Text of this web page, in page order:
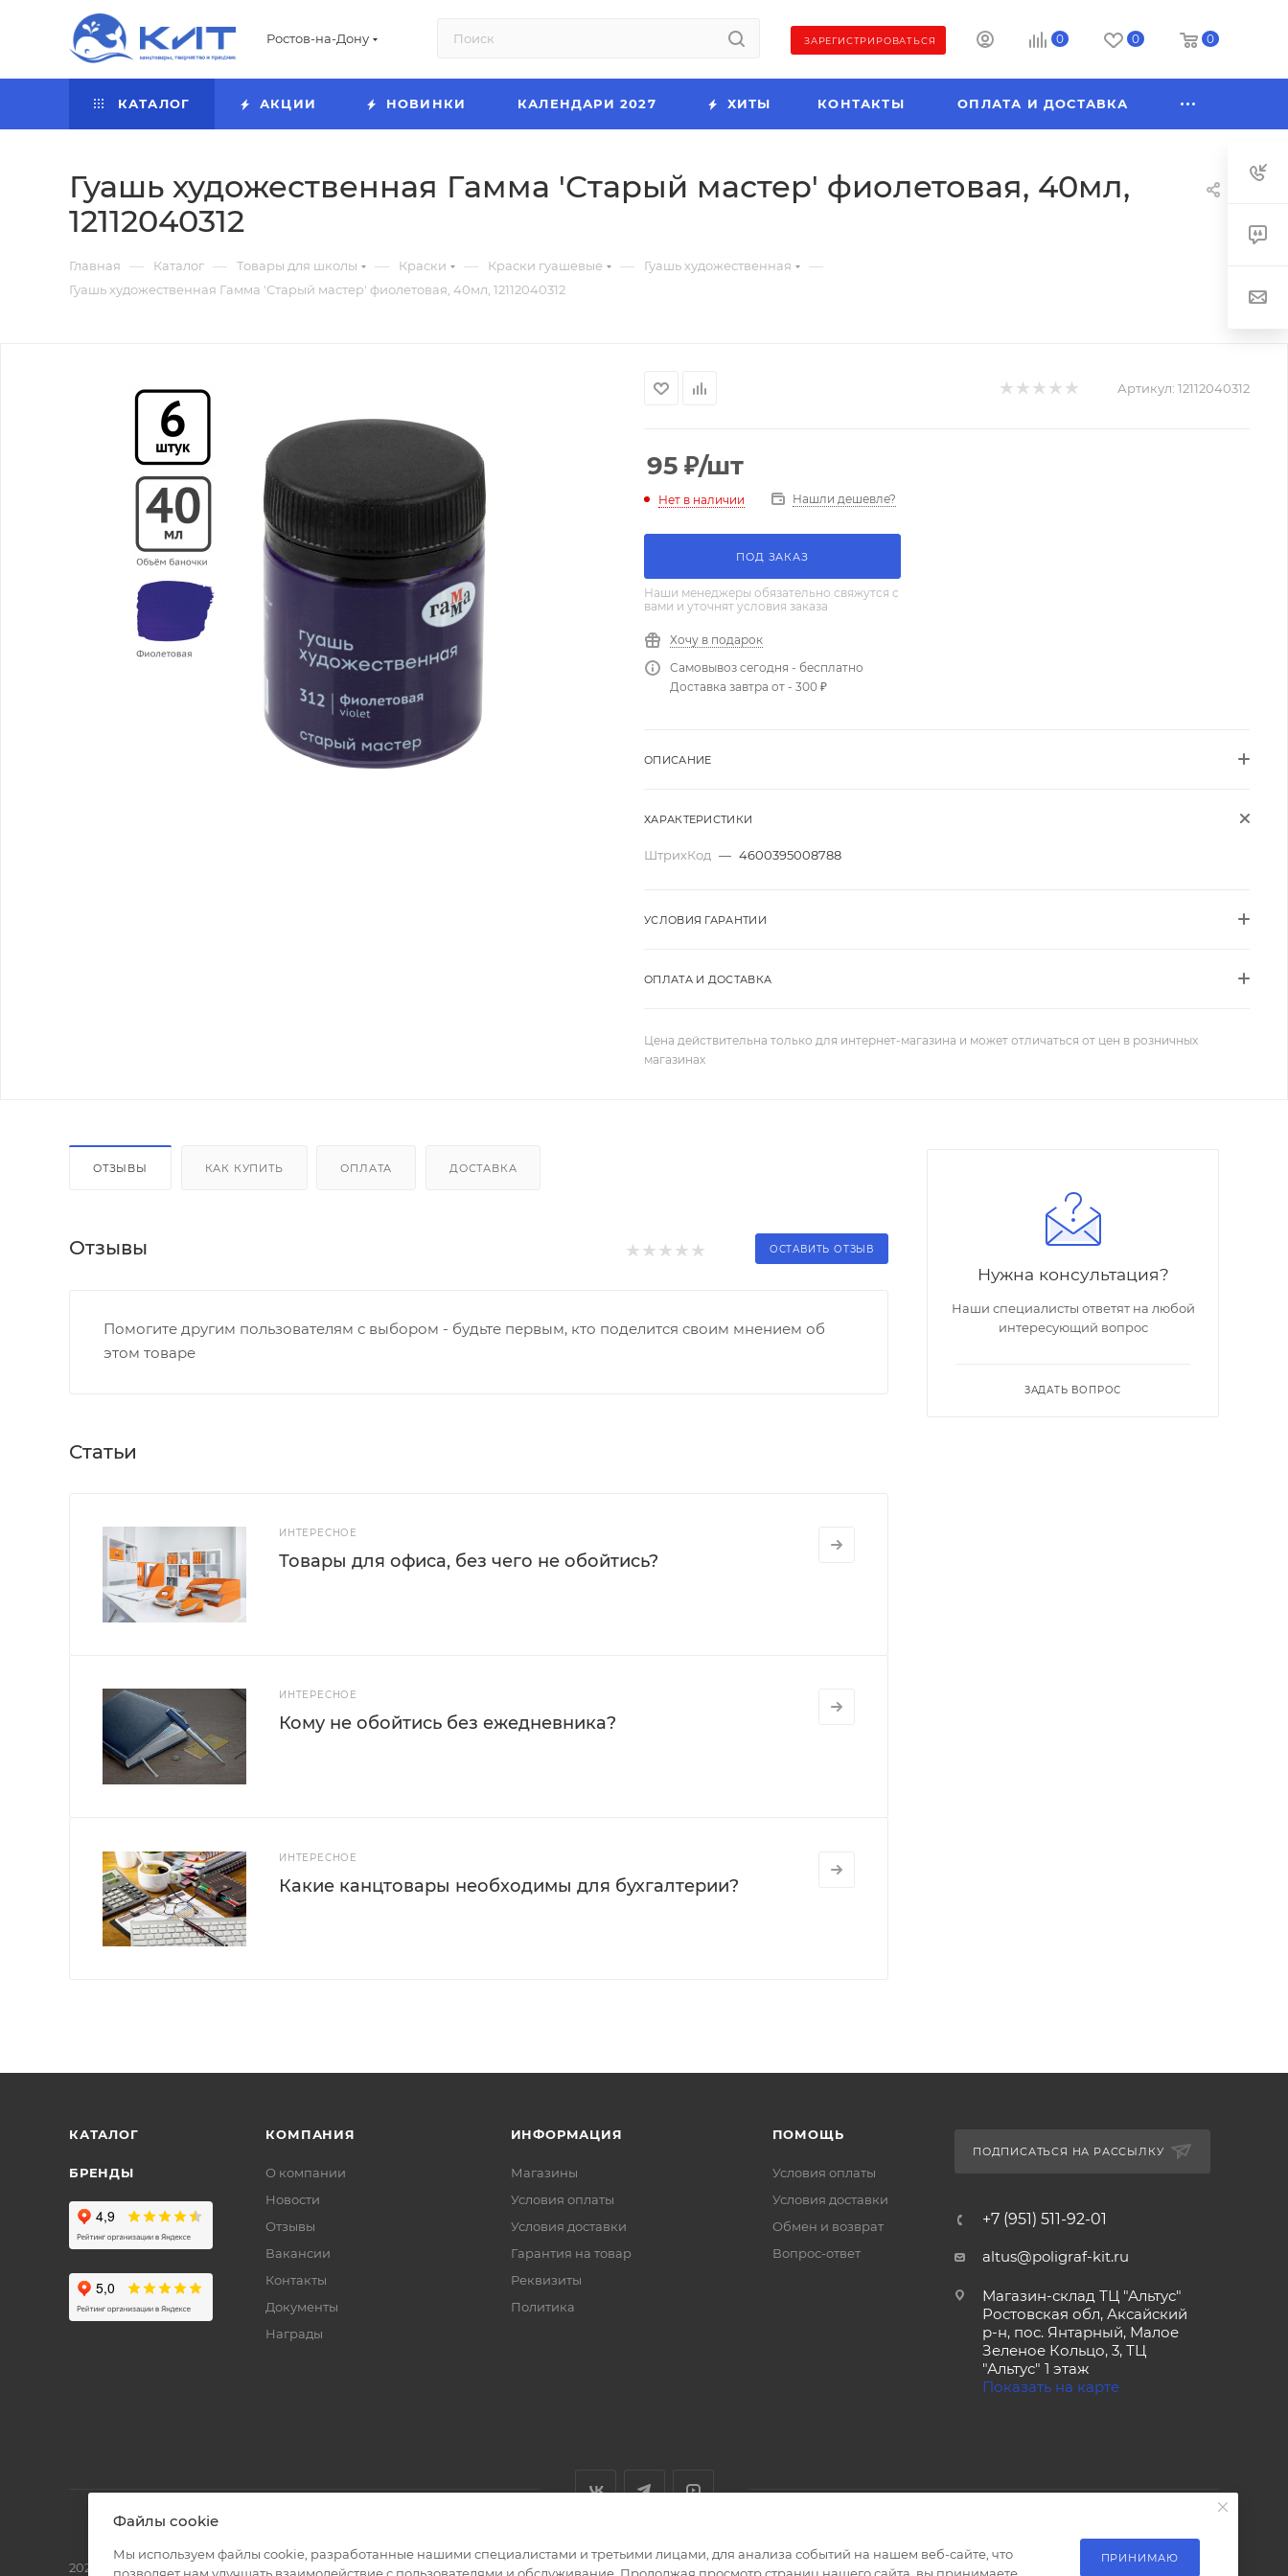
Ростов-на-Дону ЗАРЕГИСТРИРОВАТЬСЯ 0 0 0
КАТАЛОГ АКЦИИ НОВИНКИ КАЛЕНДАРИ 2027 ХИТЫ КОНТАКТЫ ОПЛАТА И ДОСТАВКА
Гуашь художественная Гамма 'Старый мастер' фиолетовая, 40мл,
12112040312
Главная — Каталог — Товары для школы — Краски — Краски гуашевые — Гуашь художественная —
Гуашь художественная Гамма 'Старый мастер' фиолетовая, 40мл, 12112040312
Артикул: 12112040312
95 ₽/шт
Нет в наличии Нашли дешевле?
ПОД ЗАКАЗ
Наши менеджеры обязательно свяжутся с
вами и уточнят условия заказа
Хочу в подарок
Самовывоз сегодня - бесплатно
Доставка завтра от - 300 ₽
ОПИСАНИЕ
ХАРАКТЕРИСТИКИ
ШтрихКод — 4600395008788
УСЛОВИЯ ГАРАНТИИ
ОПЛАТА И ДОСТАВКА
Цена действительна только для интернет-магазина и может отличаться от цен в розничных
магазинах
ОТЗЫВЫ КАК КУПИТЬ ОПЛАТА ДОСТАВКА
Отзывы ОСТАВИТЬ ОТЗЫВ
Помогите другим пользователям с выбором - будьте первым, кто поделится своим мнением об
этом товаре
Статьи
ИНТЕРЕСНОЕ
Товары для офиса, без чего не обойтись?
ИНТЕРЕСНОЕ
Кому не обойтись без ежедневника?
ИНТЕРЕСНОЕ
Какие канцтовары необходимы для бухгалтерии?
Нужна консультация?
Наши специалисты ответят на любой
интересующий вопрос
ЗАДАТЬ ВОПРОС
КАТАЛОГ
БРЕНДЫ
КОМПАНИЯ
О компании
Новости
Отзывы
Вакансии
Контакты
Документы
Награды
ИНФОРМАЦИЯ
Магазины
Условия оплаты
Условия доставки
Гарантия на товар
Реквизиты
Политика
ПОМОЩЬ
Условия оплаты
Условия доставки
Обмен и возврат
Вопрос-ответ
ПОДПИСАТЬСЯ НА РАССЫЛКУ
+7 (951) 511-92-01
altus@poligraf-kit.ru
Магазин-склад ТЦ "Альтус"
Ростовская обл, Аксайский
р-н, пос. Янтарный, Малое
Зеленое Кольцо, 3, ТЦ
"Альтус" 1 этаж
Показать на карте
2026 © Полиграф кит - интернет-магазин
Файлы cookie
Мы используем файлы cookie, разработанные нашими специалистами и третьими лицами, для анализа событий на нашем веб-сайте, что
ПРИНИМАЮ